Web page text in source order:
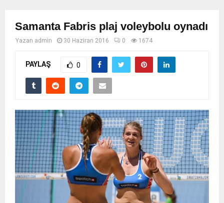
Samanta Fabris plaj voleybolu oynadı
Yazan admin 30 Haziran 2016 0 1674
PAYLAŞ 0